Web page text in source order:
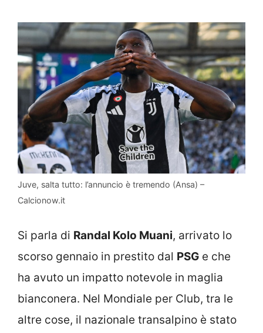
Juve, salta tutto: l’annuncio è tremendo (Ansa) –
Calcionow.it
Si parla di Randal Kolo Muani, arrivato lo
scorso gennaio in prestito dal PSG e che
ha avuto un impatto notevole in maglia
bianconera. Nel Mondiale per Club, tra le
altre cose, il nazionale transalpino è stato